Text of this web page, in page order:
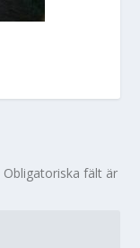
Obligatoriska fält är